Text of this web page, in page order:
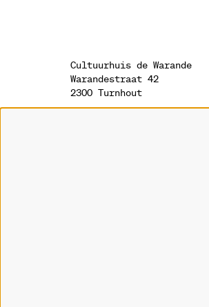
Cultuurhuis de Warande
Warandestraat 42
2300 Turnhout